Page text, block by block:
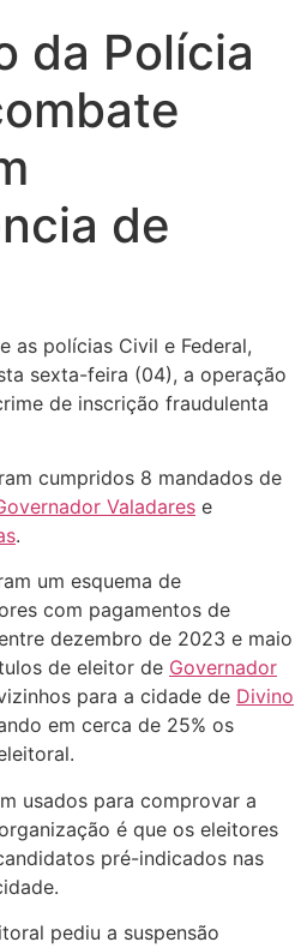
da Polícia
de
as polícias Civil e Federal,
sexta-feira (04), a operação
de inscrição fraudulenta
cumpridos 8 mandados de
Valadares e
.
um esquema de
com pagamentos de
dezembro de 2023 e maio
de eleitor de Governador
para a cidade de Divino
em cerca de 25% os
usados para comprovar a
é que os eleitores
pré-indicados nas
pediu a suspensão